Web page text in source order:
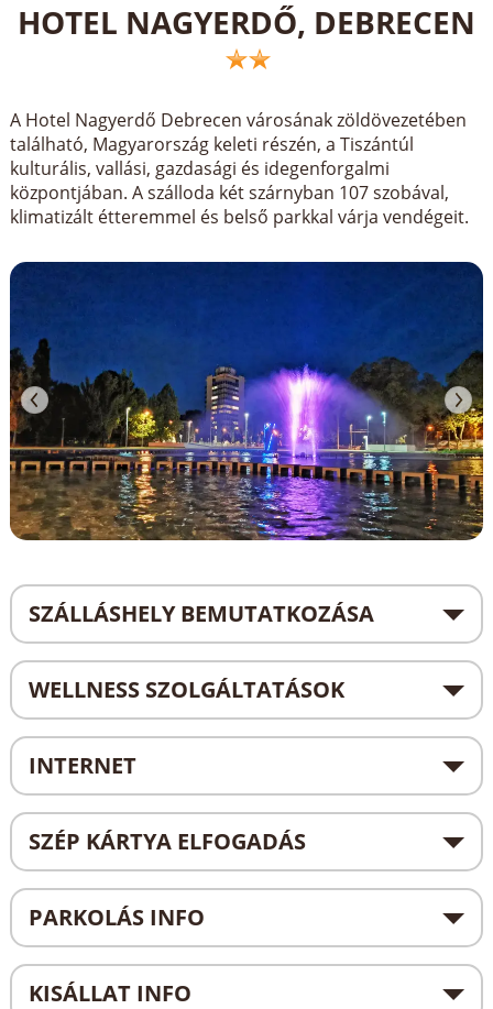
HOTEL NAGYERDŐ, DEBRECEN
A Hotel Nagyerdő Debrecen városának zöldövezetében
található, Magyarország keleti részén, a Tiszántúl
kulturális, vallási, gazdasági és idegenforgalmi
központjában. A szálloda két szárnyban 107 szobával,
klimatizált étteremmel és belső parkkal várja vendégeit.
SZÁLLÁSHELY BEMUTATKOZÁSA
WELLNESS SZOLGÁLTATÁSOK
INTERNET
SZÉP KÁRTYA ELFOGADÁS
PARKOLÁS INFO
KISÁLLAT INFO